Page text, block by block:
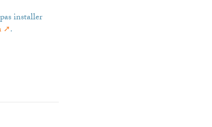
installer
.